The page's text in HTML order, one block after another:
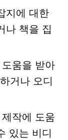
지에 대한
나 책을 집
움을 받아
거나 오디
작에 도움
있는 비디